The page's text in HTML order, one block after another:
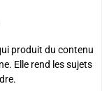
produit du contenu
Elle rend les sujets